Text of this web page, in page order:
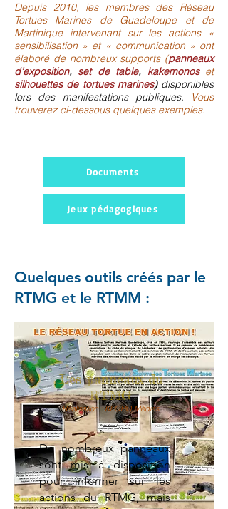
Depuis 2010, les membres des Réseau
Tortues Marines de Guadeloupe et de
Martinique intervenant sur les actions «
sensibilisation » et « communication » ont
élaboré de nombreux supports (panneaux
d’exposition, set de table, kakemonoset
silhouettes de tortues marines) disponibles
lors des manifestations publiques.
Vous
trouverez ci-dessous quelques exemples.
Documents
Jeux pédagogiques
Quelques outils créés par le
RTMG et le RTMM :
Les panneaux du
RTMG
Réalisation : KLORO Médias
De nombreux panneaux
sont mis à disposition
pour informer sur les
actions du RTMG, mais